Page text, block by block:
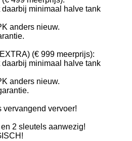
minimaal halve tank
anders nieuw.
(€ 999 meerprijs):
minimaal halve tank
anders nieuw.
vervangend vervoer!
2 sleutels aanwezig!